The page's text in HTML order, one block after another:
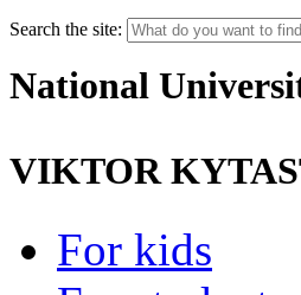
Search the site:
National
VIKTOR
For kids